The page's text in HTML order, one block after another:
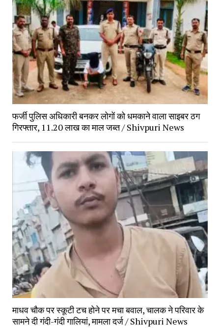
फर्जी पुलिस अधिकारी बनकर लोगों को धमकाने वाला साइबर ठग
गिरफ्तार, 11.20 लाख का माल जब्त / Shivpuri News
माधव चौक पर स्कूटी टच होने पर मचा बवाल, चालक ने परिवार के
सामने दी गंदी-गंदी गालियां, मामला दर्ज / Shivpuri News